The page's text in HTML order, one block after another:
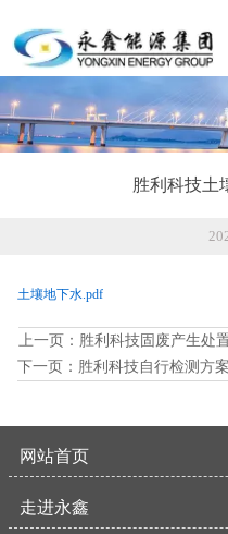
胜利科技土
土壤地下水.pdf
上一页： 胜利科技固废产生处
下一页： 胜利科技自行检测方案
网站首页
走进永鑫